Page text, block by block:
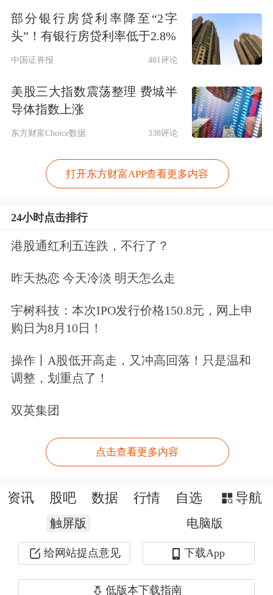
③铜的超级多头叙事再被点燃：
Jefferies给出目前最激进的远期目标
17636美元/吨，华尔街集体看多背后，
是铜精矿TC/RC仍深度为负、印尼
Grasberg等供给扰动未解、全球数据中
心/电网用铜刚性增长的硬支撑；国内
前4个月有色行业利润高增也验证景
④铝供给侧约束仍在：几内亚铝土矿出
口政策不确定性与国内产能约束预期，
对板块形成"铜强+铝稳"的组合支撑。
现在开户享五档行情变千档行情，及时
洞悉主力意图>>
文章来源：东方财富证券
部分银行房贷利率降至“2字
头”！有银行房贷利率低于2.8%
中国证券报 481评论
美股三大指数震荡整理 费城半
导体指数上涨
东方财富Choice数据 338评论
打开东方财富APP查看更多内容
24小时点击排行
港股通红利五连跌，不行了？
昨天热恋 今天冷淡 明天怎么走
宇树科技：本次IPO发行价格150.8元，网上申
购日为8月10日！
操作丨A股低开高走，又冲高回落！只是温和
调整，划重点了！
双英集团
点击查看更多内容
资讯 股吧 数据 行情 自选 导航
触屏版 电脑版
给网站提点意见 下载App
低版本下载指南